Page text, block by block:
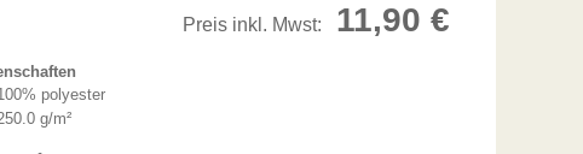
Preis inkl. Mwst: 11,90 €
polyester
g/m²